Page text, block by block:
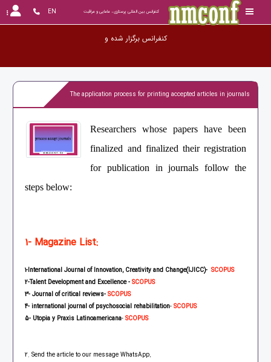
کنفرانس بین المللی پرستاری ، مامایی و مراقبت EN
کنفرانس برگزار
The application process for printing accepted articles in journals
Researchers whose papers have been
finalized and finalized their registration
for publication in journals follow the
steps below:
1- Magazine List:
1-International Journal of Innovation, Creativity and Change(IJICC)- SCOPUS
2-Talent Development and Excellence - SCOPUS
3- Journal of critical reviews- SCOPUS
4- international journal of psychosocial rehabilitation- SCOPUS
5- Utopia y Praxis Latinoamericana- SCOPUS
2. Send the article to our message WhatsApp.